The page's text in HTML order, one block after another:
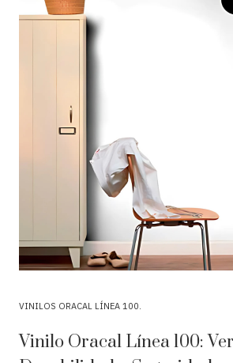
VINILOS ORACAL LÍNEA 100
Vinilo Oracal Línea 100: